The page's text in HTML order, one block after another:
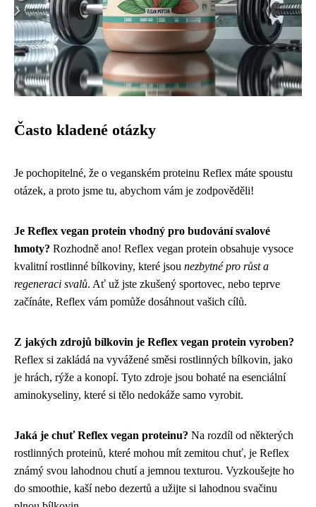
Často kladené otázky
Je pochopitelné, že o veganském proteinu Reflex máte spoustu
otázek, a proto jsme tu, abychom vám je zodpověděli!
Je Reflex vegan protein vhodný pro budování svalové
hmoty? Rozhodně ano! Reflex vegan protein obsahuje vysoce
kvalitní rostlinné bílkoviny, které jsou nezbytné pro růst a
regeneraci svalů. Ať už jste zkušený sportovec, nebo teprve
začínáte, Reflex vám pomůže dosáhnout vašich cílů.
Z jakých zdrojů bílkovin je Reflex vegan protein vyroben?
Reflex si zakládá na vyvážené směsi rostlinných bílkovin, jako
je hrách, rýže a konopí. Tyto zdroje jsou bohaté na esenciální
aminokyseliny, které si tělo nedokáže samo vyrobit.
Jaká je chuť Reflex vegan proteinu? Na rozdíl od některých
rostlinných proteinů, které mohou mít zemitou chuť, je Reflex
známý svou lahodnou chutí a jemnou texturou. Vyzkoušejte ho
do smoothie, kaší nebo dezertů a užijte si lahodnou svačinu